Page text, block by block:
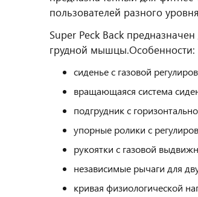
пользователей разного
Super Peck Back
грудной мышцы.Особенности:
сиденье с газовой
вращающаяся система
подгрудник с
упорные ролики с
рукоятки с газовой
независимые рычаги для
кривая физиологической